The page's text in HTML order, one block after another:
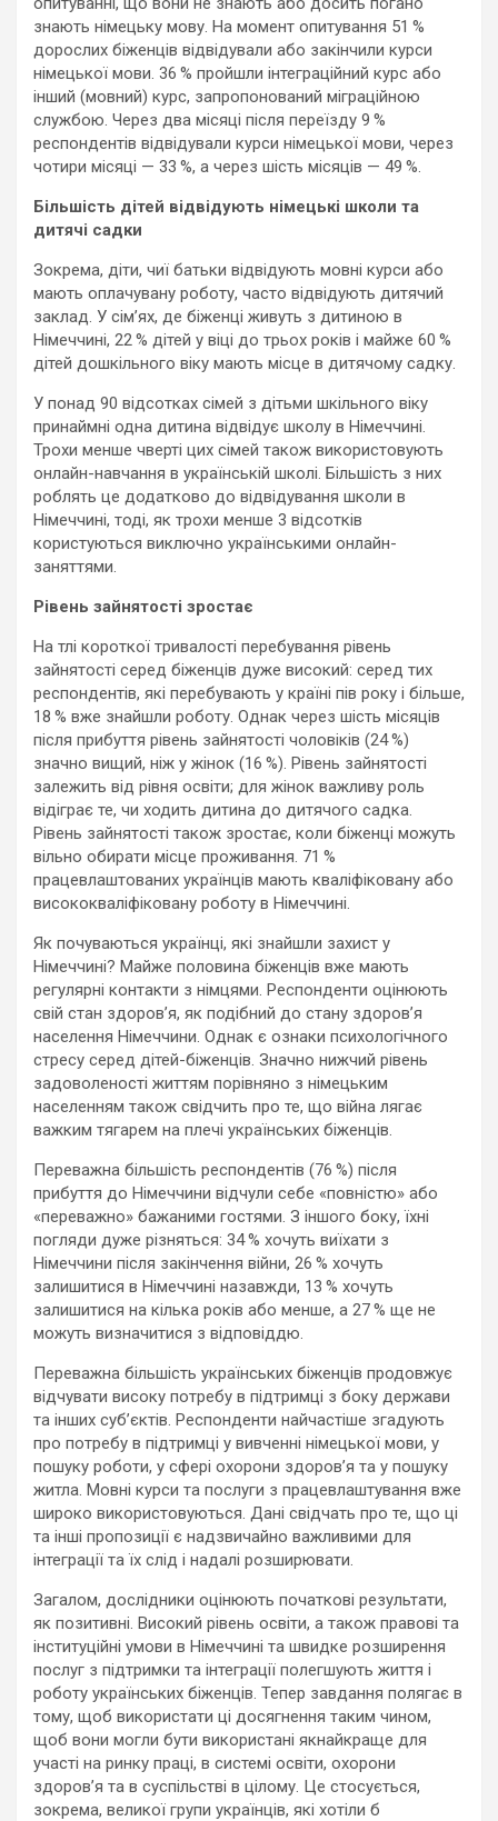
знають німецьку мову. На момент опитування 51 %
дорослих біженців відвідували або закінчили курси
німецької мови. 36 % пройшли інтеграційний курс або
інший (мовний) курс, запропонований міграційною
службою. Через два місяці після переїзду 9 %
респондентів відвідували курси німецької мови, через
чотири місяці — 33 %, а через шість місяців — 49 %.
Більшість дітей відвідують німецькі школи та
дитячі садки
Зокрема, діти, чиї батьки відвідують мовні курси або
мають оплачувану роботу, часто відвідують дитячий
заклад. У сім’ях, де біженці живуть з дитиною в
Німеччині, 22 % дітей у віці до трьох років і майже 60 %
дітей дошкільного віку мають місце в дитячому садку.
У понад 90 відсотках сімей з дітьми шкільного віку
принаймні одна дитина відвідує школу в Німеччині.
Трохи менше чверті цих сімей також використовують
онлайн-навчання в українській школі. Більшість з них
роблять це додатково до відвідування школи в
Німеччині, тоді, як трохи менше 3 відсотків
користуються виключно українськими онлайн-
заняттями.
Рівень зайнятості зростає
На тлі короткої тривалості перебування рівень
зайнятості серед біженців дуже високий: серед тих
респондентів, які перебувають у країні пів року і більше,
18 % вже знайшли роботу. Однак через шість місяців
після прибуття рівень зайнятості чоловіків (24 %)
значно вищий, ніж у жінок (16 %). Рівень зайнятості
залежить від рівня освіти; для жінок важливу роль
відіграє те, чи ходить дитина до дитячого садка.
Рівень зайнятості також зростає, коли біженці можуть
вільно обирати місце проживання. 71 %
працевлаштованих українців мають кваліфіковану або
висококваліфіковану роботу в Німеччині.
Як почуваються українці, які знайшли захист у
Німеччині? Майже половина біженців вже мають
регулярні контакти з німцями. Респонденти оцінюють
свій стан здоров’я, як подібний до стану здоров’я
населення Німеччини. Однак є ознаки психологічного
стресу серед дітей-біженців. Значно нижчий рівень
задоволеності життям порівняно з німецьким
населенням також свідчить про те, що війна лягає
важким тягарем на плечі українських біженців.
Переважна більшість респондентів (76 %) після
прибуття до Німеччини відчули себе «повністю» або
«переважно» бажаними гостями. З іншого боку, їхні
погляди дуже різняться: 34 % хочуть виїхати з
Німеччини після закінчення війни, 26 % хочуть
залишитися в Німеччині назавжди, 13 % хочуть
залишитися на кілька років або менше, а 27 % ще не
можуть визначитися з відповіддю.
Переважна більшість українських біженців продовжує
відчувати високу потребу в підтримці з боку держави
та інших суб’єктів. Респонденти найчастіше згадують
про потребу в підтримці у вивченні німецької мови, у
пошуку роботи, у сфері охорони здоров’я та у пошуку
житла. Мовні курси та послуги з працевлаштування вже
широко використовуються. Дані свідчать про те, що ці
та інші пропозиції є надзвичайно важливими для
інтеграції та їх слід і надалі розширювати.
Загалом, дослідники оцінюють початкові результати,
як позитивні. Високий рівень освіти, а також правові та
інституційні умови в Німеччині та швидке розширення
послуг з підтримки та інтеграції полегшують життя і
роботу українських біженців. Тепер завдання полягає в
тому, щоб використати ці досягнення таким чином,
щоб вони могли бути використані якнайкраще для
участі на ринку праці, в системі освіти, охорони
здоров’я та в суспільстві в цілому. Це стосується,
зокрема, великої групи українців, які хотіли б